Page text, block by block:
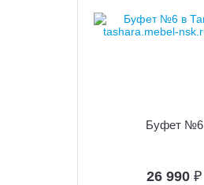
Буфет №6
26 990 ₽